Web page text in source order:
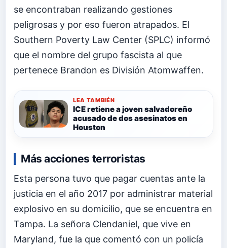
se encontraban realizando gestiones
peligrosas y por eso fueron atrapados. El
Southern Poverty Law Center (SPLC) informó
que el nombre del grupo fascista al que
pertenece Brandon es División Atomwaffen.
LEA TAMBIÉN
ICE retiene a joven salvadoreño
acusado de dos asesinatos en
Houston
Más acciones terroristas
Esta persona tuvo que pagar cuentas ante la
justicia en el año 2017 por administrar material
explosivo en su domicilio, que se encuentra en
Tampa. La señora Clendaniel, que vive en
Maryland, fue la que comentó con un policía